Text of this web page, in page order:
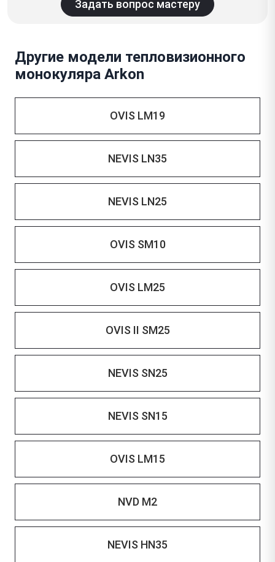
Задать вопрос мастеру
Другие модели тепловизионного
монокуляра Arkon
OVIS LM19
NEVIS LN35
NEVIS LN25
OVIS SM10
OVIS LM25
OVIS II SM25
NEVIS SN25
NEVIS SN15
OVIS LM15
NVD M2
NEVIS HN35